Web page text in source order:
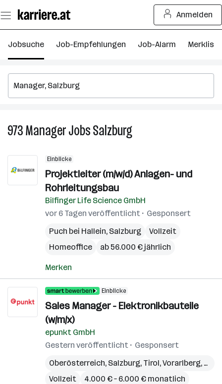
Seiteninhalt
springen
Anmelden
Jobsuche Job-Empfehlungen Job-Alarm Merkliste
973ManagerJobsSalzburg973
Manager
Salzburg
Einblicke
Projektleiter (m/w/d) Anlagen- und
Rohrleitungsbau
Bilfinger Life Science GmbH
vor 6 Tagen veröffentlicht
Gesponsert
Puch bei Hallein, Salzburg
Vollzeit
Homeoffice
ab 56.000 € jährlich
Merken
Einblicke
Sales Manager - Elektronikbauteile
(w/m/x)
epunkt GmbH
Gestern veröffentlicht
Gesponsert
Oberösterreich, Salzburg, Tirol,Vorarlberg,
Vollzeit
4.000 € – 6.000 € monatlich